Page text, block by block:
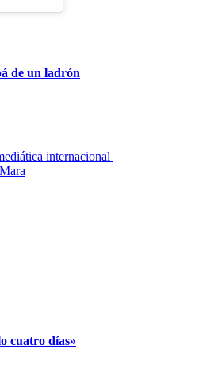
de un ladrón
internacional
cuatro días»